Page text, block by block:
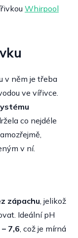
Whirpool
v něm je třeba
ve vířivce.
co nejdéle
v ní.
zápachu, jelikož
Ideální pH
7,6, což je mírná